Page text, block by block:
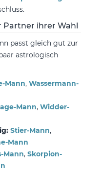
Partner ihrer Wahl
passt gleich gut zur
astrologisch
Mann, Wassermann-
Mann, Widder-
Stier-Mann,
Mann
Mann, Skorpion-